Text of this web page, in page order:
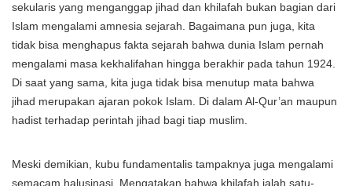
sekularis yang menganggap jihad dan khilafah bukan bagian dari
Islam mengalami amnesia sejarah. Bagaimana pun juga, kita
tidak bisa menghapus fakta sejarah bahwa dunia Islam pernah
mengalami masa kekhalifahan hingga berakhir pada tahun 1924.
Di saat yang sama, kita juga tidak bisa menutup mata bahwa
jihad merupakan ajaran pokok Islam. Di dalam Al-Qur’an maupun
hadist terhadap perintah jihad bagi tiap muslim.
Meski demikian, kubu fundamentalis tampaknya juga mengalami
semacam halusinasi. Mengatakan bahwa khilafah ialah satu-